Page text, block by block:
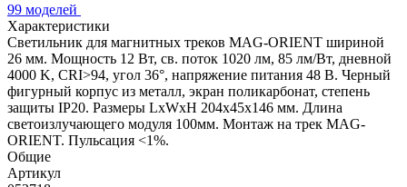
99 моделей
Характеристики
Светильник для магнитных треков MAG-ORIENT шириной
26 мм. Мощность 12 Вт, св. поток 1020 лм, 85 лм/Вт, дневной
4000 K, CRI>94, угол 36°, напряжение питания 48 В. Черный
фигурный корпус из металл, экран поликарбонат, степень
защиты IP20. Размеры LxWxH 204x45x146 мм. Длина
светоизлучающего модуля 100мм. Монтаж на трек MAG-
ORIENT. Пульсация <1%.
Общие
Артикул